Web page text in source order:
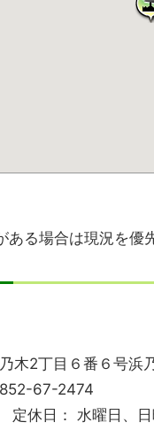
る場合は現況を優
木2丁目６番６号浜
67-2474
休日： 水曜日、日